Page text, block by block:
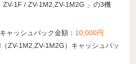
ZV-1F / ZV-1M2,ZV-1M2G 」の3機
ャッシュバック金額： 10,000円
ZV-1M2,ZV-1M2G）キャッシュバッ